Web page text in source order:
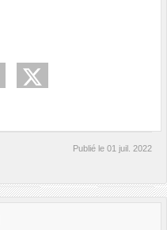
Publié le 01 juil. 2022